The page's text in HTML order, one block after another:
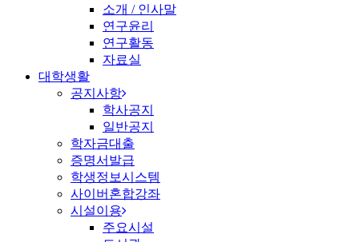
소개 / 인사말
연구윤리
연구활동
자료실
대학생활
공지사항
학사공지
일반공지
학자금대출
증명서발급
학생정보시스템
사이버혼합강좌
시설이용
주요시설